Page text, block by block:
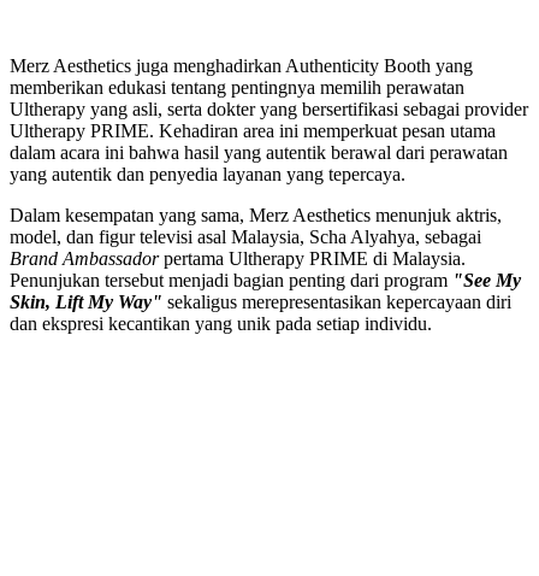
Merz Aesthetics juga menghadirkan Authenticity Booth yang
memberikan edukasi tentang pentingnya memilih perawatan
Ultherapy yang asli, serta dokter yang bersertifikasi sebagai provider
Ultherapy PRIME. Kehadiran area ini memperkuat pesan utama
dalam acara ini bahwa hasil yang autentik berawal dari perawatan
yang autentik dan penyedia layanan yang tepercaya.
Dalam kesempatan yang sama, Merz Aesthetics menunjuk aktris,
model, dan figur televisi asal Malaysia, Scha Alyahya, sebagai
Brand Ambassadorpertama Ultherapy PRIME di Malaysia.
Penunjukan tersebut menjadi bagian penting dari program "See My
Skin, Lift My Way" sekaligus merepresentasikan kepercayaan diri
dan ekspresi kecantikan yang unik pada setiap individu.